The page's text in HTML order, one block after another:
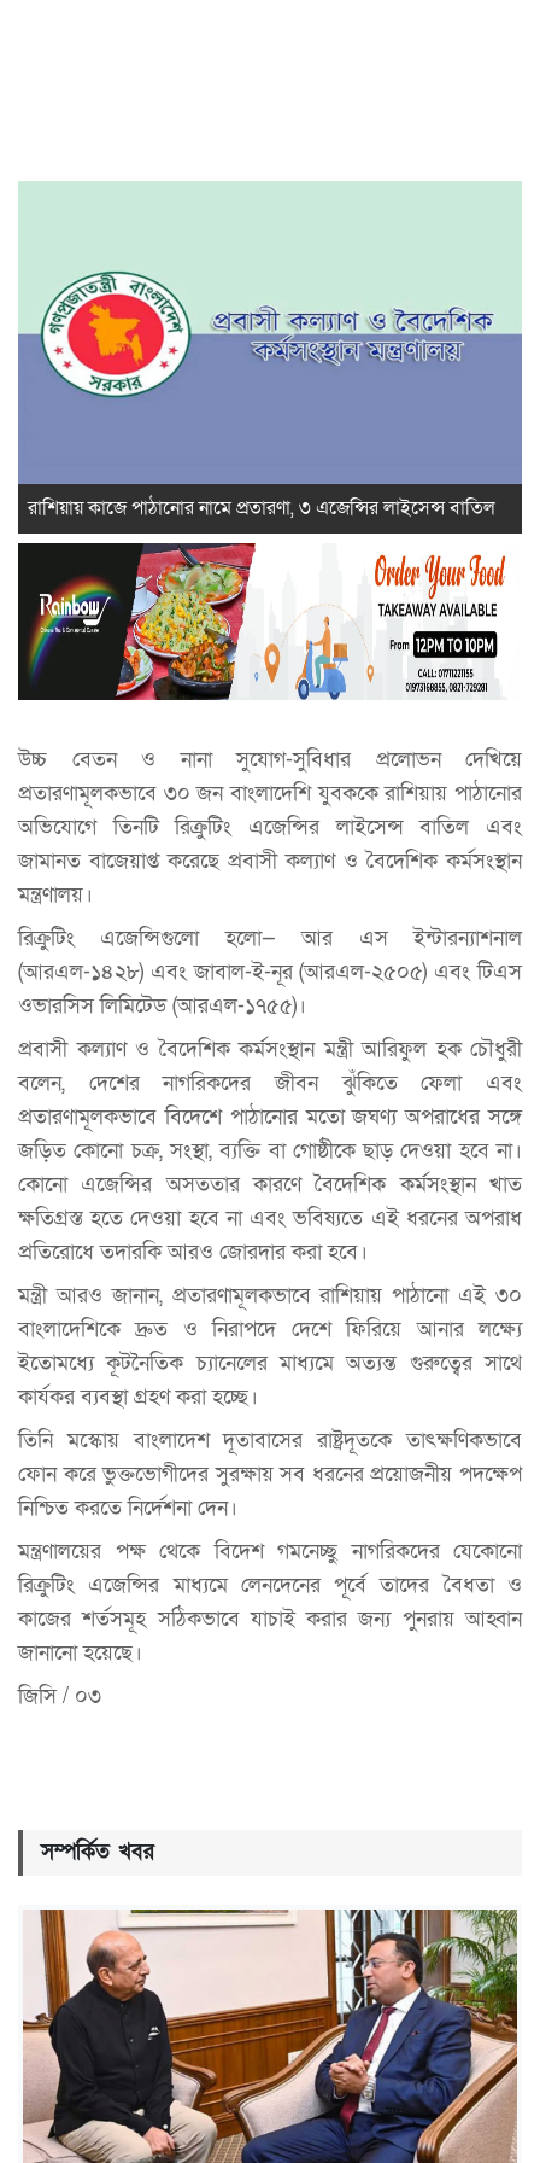
রাশিয়ায় কাজে পাঠানোর নামে প্রতারণা, ৩ এজেন্সির লাইসেন্স বাতিল
উচ্চ বেতন ও নানা সুযোগ-সুবিধার প্রলোভন দেখিয়ে
প্রতারণামূলকভাবে ৩০ জন বাংলাদেশি যুবককে রাশিয়ায় পাঠানোর
অভিযোগে তিনটি রিক্রুটিং এজেন্সির লাইসেন্স বাতিল এবং
জামানত বাজেয়াপ্ত করেছে প্রবাসী কল্যাণ ও বৈদেশিক কর্মসংস্থান
মন্ত্রণালয়।
রিক্রুটিং এজেন্সিগুলো হলো— আর এস ইন্টারন্যাশনাল
(আরএল-১৪২৮) এবং জাবাল-ই-নূর (আরএল-২৫০৫) এবং টিএস
ওভারসিস লিমিটেড (আরএল-১৭৫৫)।
প্রবাসী কল্যাণ ও বৈদেশিক কর্মসংস্থান মন্ত্রী আরিফুল হক চৌধুরী
বলেন, দেশের নাগরিকদের জীবন ঝুঁকিতে ফেলা এবং
প্রতারণামূলকভাবে বিদেশে পাঠানোর মতো জঘণ্য অপরাধের সঙ্গে
জড়িত কোনো চক্র, সংস্থা, ব্যক্তি বা গোষ্ঠীকে ছাড় দেওয়া হবে না।
কোনো এজেন্সির অসততার কারণে বৈদেশিক কর্মসংস্থান খাত
ক্ষতিগ্রস্ত হতে দেওয়া হবে না এবং ভবিষ্যতে এই ধরনের অপরাধ
প্রতিরোধে তদারকি আরও জোরদার করা হবে।
মন্ত্রী আরও জানান, প্রতারণামূলকভাবে রাশিয়ায় পাঠানো এই ৩০
বাংলাদেশিকে দ্রুত ও নিরাপদে দেশে ফিরিয়ে আনার লক্ষ্যে
ইতোমধ্যে কূটনৈতিক চ্যানেলের মাধ্যমে অত্যন্ত গুরুত্বের সাথে
কার্যকর ব্যবস্থা গ্রহণ করা হচ্ছে।
তিনি মস্কোয় বাংলাদেশ দূতাবাসের রাষ্ট্রদূতকে তাৎক্ষণিকভাবে
ফোন করে ভুক্তভোগীদের সুরক্ষায় সব ধরনের প্রয়োজনীয় পদক্ষেপ
নিশ্চিত করতে নির্দেশনা দেন।
মন্ত্রণালয়ের পক্ষ থেকে বিদেশ গমনেচ্ছু নাগরিকদের যেকোনো
রিক্রুটিং এজেন্সির মাধ্যমে লেনদেনের পূর্বে তাদের বৈধতা ও
কাজের শর্তসমূহ সঠিকভাবে যাচাই করার জন্য পুনরায় আহ্বান
জানানো হয়েছে।
জিসি / ০৩
সম্পর্কিত খবর